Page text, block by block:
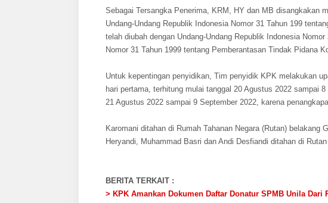
Sebagai Tersangka Penerima, KRM, HY dan MB disangkakan
Undang-Undang Republik Indonesia Nomor 31 Tahun 199
telah diubah dengan Undang-Undang Republik Indonesia
Nomor 31 Tahun 1999 tentang Pemberantasan Tindak Pidana
Untuk kepentingan penyidikan, Tim penyidik KPK melakukan
hari pertama, terhitung mulai tanggal 20 Agustus 2022 sampai
21 Agustus 2022 sampai 9 September 2022, karena
Karomani ditahan di Rumah Tahanan Negara (Rutan)
Heryandi, Muhammad Basri dan Andi Desfiandi ditahan di
BERITA TERKAIT :
> KPK Amankan Dokumen Daftar Donatur SPMB Unila Dari